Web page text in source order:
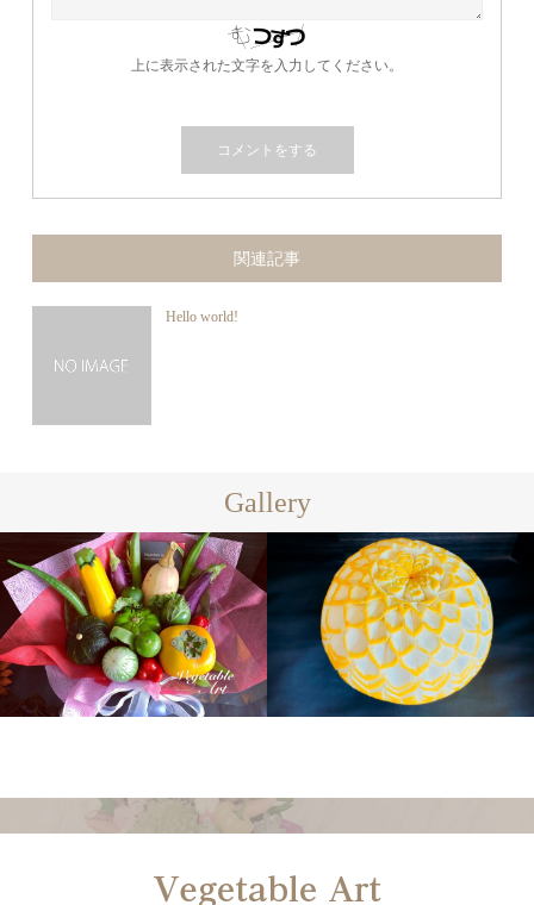
上に表示された文字を入力してください。
関連記事
Hello world!
Gallery